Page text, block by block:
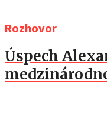
Rozhovor
Úspech